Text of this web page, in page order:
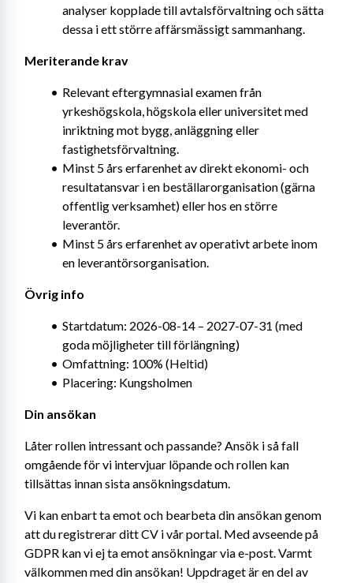
analyser kopplade till avtalsförvaltning och sätta
dessa i ett större affärsmässigt sammanhang.
Meriterande krav
Relevant eftergymnasial examen från
yrkeshögskola, högskola eller universitet med
inriktning mot bygg, anläggning eller
fastighetsförvaltning.
Minst 5 års erfarenhet av direkt ekonomi- och
resultatansvar i en beställarorganisation (gärna
offentlig verksamhet) eller hos en större
leverantör.
Minst 5 års erfarenhet av operativt arbete inom
en leverantörsorganisation.
Övrig info
Startdatum: 2026-08-14 – 2027-07-31 (med
goda möjligheter till förlängning)
Omfattning: 100% (Heltid)
Placering: Kungsholmen
Din ansökan
Låter rollen intressant och passande? Ansök i så fall
omgående för vi intervjuar löpande och rollen kan
tillsättas innan sista ansökningsdatum.
Vi kan enbart ta emot och bearbeta din ansökan genom
att du registrerar ditt CV i vår portal. Med avseende på
GDPR kan vi ej ta emot ansökningar via e-post. Varmt
välkommen med din ansökan! Uppdraget är en del av